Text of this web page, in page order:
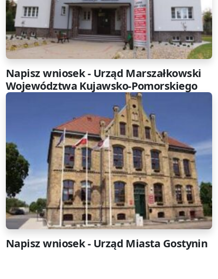
Napisz wniosek - Urząd Marszałkowski
Województwa Kujawsko-Pomorskiego
Napisz wniosek - Urząd Miasta Gostynin